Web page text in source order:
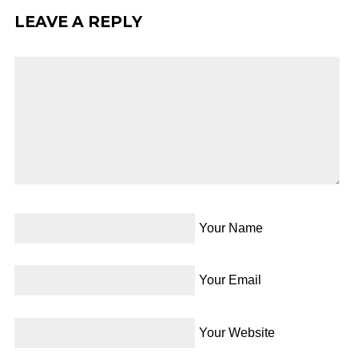
LEAVE A REPLY
Your Name
Your Email
Your Website